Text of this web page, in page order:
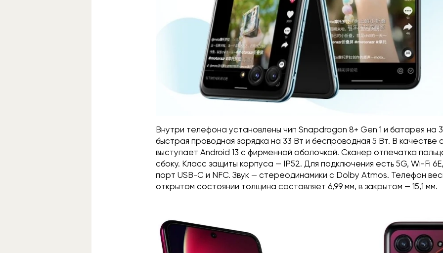
Внутри телефона установлены чип Snapdragon 8+ Gen 1 и батарея на
быстрая проводная зарядка на 33 Вт и беспроводная 5 Вт. В качестве
выступает Android 13 с фирменной оболочкой. Сканер отпечатка
сбоку. Класс защиты корпуса — IP52. Для подключения есть 5G, Wi-Fi
порт USB-C и NFC. Звук — стереодинамики с Dolby Atmos. Телефон
открытом состоянии толщина составляет 6,99 мм, в закрытом — 15,1 мм.